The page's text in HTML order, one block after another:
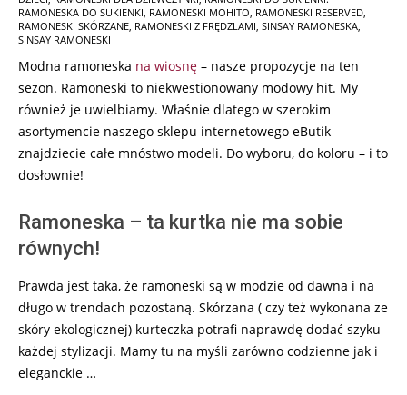
RAMONESKA DO SUKIENKI RAMONESKI MOHITO RAMONESKI RESERVED
RAMONESKI SKÓRZANE RAMONESKI Z FRĘDZLAMI SINSAY RAMONESKA
SINSAY RAMONESKI
Modna ramoneska na wiosnę – nasze propozycje na ten
sezon. Ramoneski to niekwestionowany modowy hit. My
również je uwielbiamy. Właśnie dlatego w szerokim
asortymencie naszego sklepu internetowego eButik
znajdziecie całe mnóstwo modeli. Do wyboru, do koloru – i to
dosłownie!
Ramoneska – ta kurtka nie ma sobie
równych!
Prawda jest taka, że ramoneski są w modzie od dawna i na
długo w trendach pozostaną. Skórzana ( czy też wykonana ze
skóry ekologicznej) kurteczka potrafi naprawdę dodać szyku
każdej stylizacji. Mamy tu na myśli zarówno codzienne jak i
eleganckie …